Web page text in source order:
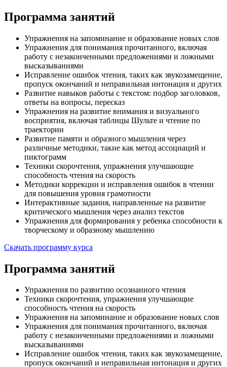
Программа занятий
Упражнения на запоминание и образование новых слов
Упражнения для понимания прочитанного, включая
работу с незаконченными предложениями и ложными
высказываниями
Исправление ошибок чтения, таких как звукозамещение,
пропуск окончаний и неправильная интонация и других
Развитие навыков работы с текстом: подбор заголовков,
ответы на вопросы, пересказ
Упражнения на развитие внимания и визуального
восприятия, включая таблицы Шульте и чтение по
траектории
Развитие памяти и образного мышления через
различные методики, такие как метод ассоциаций и
пиктограмм
Техники скорочтения, упражнения улучшающие
способность чтения на скорость
Методики коррекции и исправления ошибок в чтении
для повышения уровня грамотности
Интерактивные задания, направленные на развитие
критического мышления через анализ текстов
Упражнения для формирования у ребенка способности к
творческому и образному мышлению
Скачать программу курса
Программа занятий
Упражнения по развитию осознанного чтения
Техники скорочтения, упражнения улучшающие
способность чтения на скорость
Упражнения на запоминание и образование новых слов
Упражнения для понимания прочитанного, включая
работу с незаконченными предложениями и ложными
высказываниями
Исправление ошибок чтения, таких как звукозамещение,
пропуск окончаний и неправильная интонация и других